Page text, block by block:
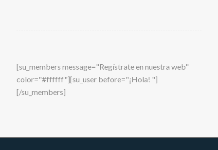
[su_members message="Regístrate en nuestra web"
color="#ffffff"][su_user before="¡Hola! "]
[/su_members]